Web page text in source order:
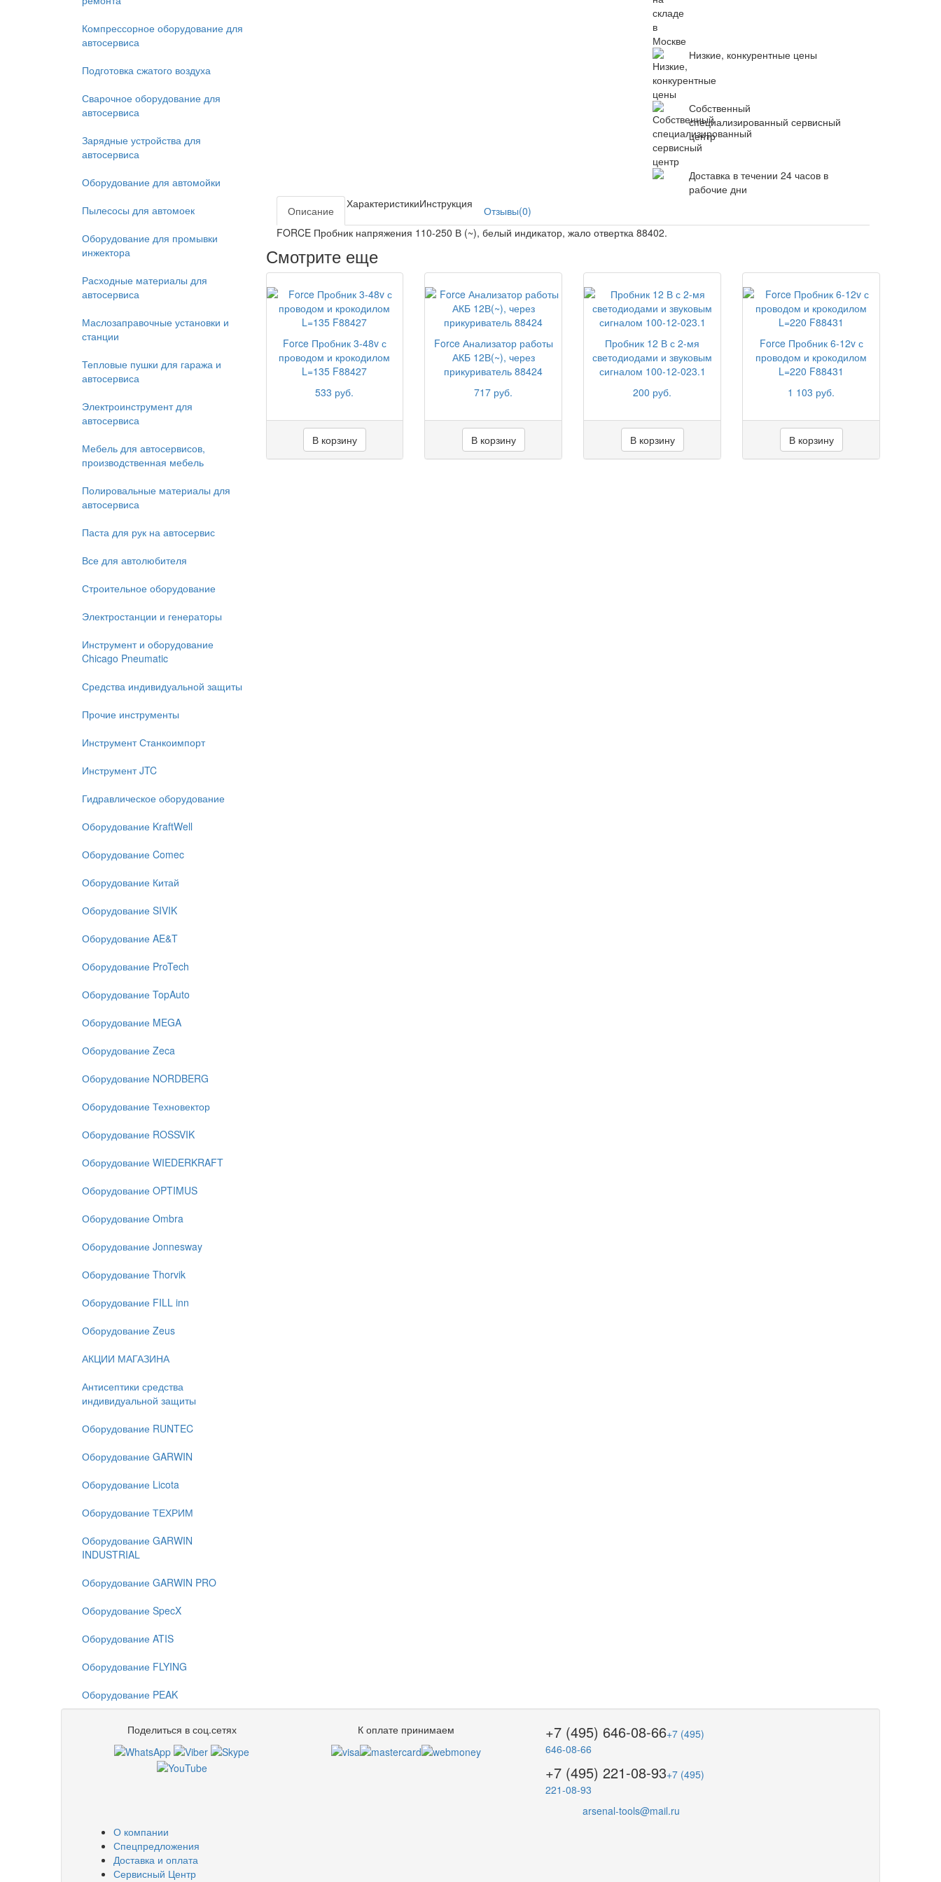
Компрессорное оборудование для
автосервиса
Подготовка сжатого воздуха
Сварочное оборудование для
автосервиса
Зарядные устройства для
автосервиса
Оборудование для автомойки
Пылесосы для автомоек
Оборудование для промывки
инжектора
Расходные материалы для
автосервиса
Маслозаправочные установки и
станции
Тепловые пушки для гаража и
автосервиса
Электроинструмент для
автосервиса
Мебель для автосервисов,
производственная мебель
Полировальные материалы для
автосервиса
Паста для рук на автосервис
Все для автолюбителя
Строительное оборудование
Электростанции и генераторы
Инструмент и оборудование
Chicago Pneumatic
Средства индивидуальной защиты
Прочие инструменты
Инструмент Станкоимпорт
Инструмент JTC
Гидравлическое оборудование
Оборудование KraftWell
Оборудование Comec
Оборудование Китай
Оборудование SIVIK
Оборудование AE&T
Оборудование ProTech
Оборудование TopAuto
Оборудование MEGA
Оборудование Zeca
Оборудование NORDBERG
Оборудование Техновектор
Оборудование ROSSVIK
Оборудование WIEDERKRAFT
Оборудование OPTIMUS
Оборудование Ombra
Оборудование Jonnesway
Оборудование Thorvik
Оборудование FILL inn
Оборудование Zeus
АКЦИИ МАГАЗИНА
Антисептики средства
индивидуальной защиты
Оборудование RUNTEC
Оборудование GARWIN
Оборудование Licota
Оборудование ТЕХРИМ
Оборудование GARWIN
INDUSTRIAL
Оборудование GARWIN PRO
Оборудование SpecX
Оборудование ATIS
Оборудование FLYING
Оборудование PEAK
Низкие, конкурентные цены
Собственный
специализированный сервисный
центр
Доставка в течении 24 часов в
рабочие дни
Описание
ХарактеристикиИнструкция
Отзывы(0)
FORCE Пробник напряжения 110-250 В (~), белый индикатор, жало отвертка 88402.
Смотрите еще
Force Пробник 3-48v с
проводом и крокодилом
L=135 F88427
533 руб.
В корзину
Force Анализатор работы
АКБ 12В(~), через
прикуриватель 88424
717 руб.
В корзину
Пробник 12 В с 2-мя
светодиодами и звуковым
сигналом 100-12-023.1
200 руб.
В корзину
Force Пробник 6-12v с
проводом и крокодилом
L=220 F88431
1 103 руб.
В корзину
Поделиться в соц.сетях К оплате принимаем +7 (495) 646-08-66+7 (495)
646-08-66
+7 (495) 221-08-93+7 (495)
221-08-93
arsenal-tools@mail.ru
О компании
Спецпредложения
Доставка и оплата
Сервисный Центр